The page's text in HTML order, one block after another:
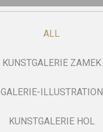
ALL
KUNSTGALERIE ZAMEK
GALERIE-ILLUSTRATION
KUNSTGALERIE HOL